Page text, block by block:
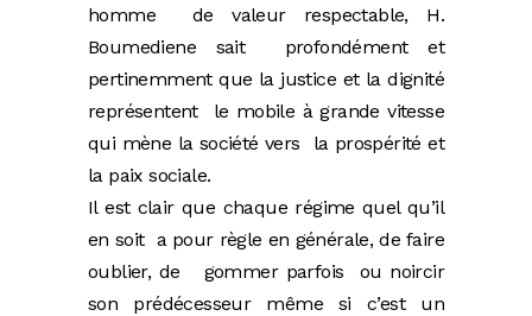
homme de valeur respectable, H.
Boumediene sait profondément et
pertinemment que la justice et la dignité
représentent le mobile à grande vitesse
qui mène la société vers la prospérité et
la paix sociale.
Il est clair que chaque régime quel qu’il
en soit a pour règle en générale, de faire
oublier, de gommer parfois ou noircir
son prédécesseur même si c’est un